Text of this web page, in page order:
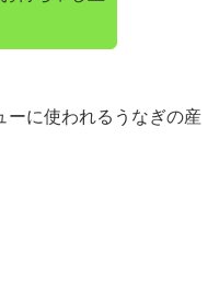
ーに使われるうなぎの産